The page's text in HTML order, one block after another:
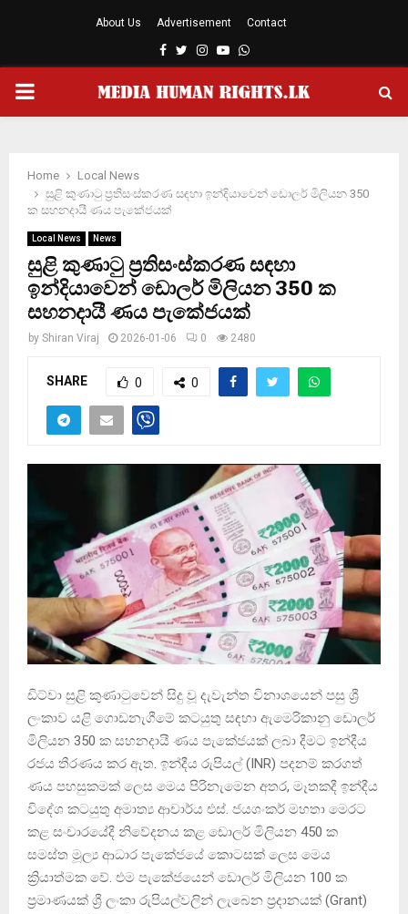
About Us Advertisement Contact
Facebook
TwitterInstagram
YoutubeWhatsapp
PRIMARY
Home
Local News
සුළි කුණාටු ප්‍රතිසංස්කරණ සඳහා ඉන්දියාවෙන් ඩොලර් මිලියන 350
ක සහනදායී ණය පැකේජයක්
Local News News
සුළි කුණාටු ප්‍රතිසංස්කරණ සඳහා
ඉන්දියාවෙන් ඩොලර් මිලියන 350 ක
සහනදායී ණය පැකේජයක්
by Shiran Viraj 2026-01-06 0 2480
SHARE 0 0
ඩිට්වා සුළි කුණාටුවෙන් සිදු වූ දැවැන්ත විනාශයෙන් පසු ශ්‍රී
ලංකාව යළි ගොඩනැගීමේ කටයුතු සඳහා ඇමෙරිකානු ඩොලර්
මිලියන 350 ක සහනදායී ණය පැකේජයක් ලබා දීමට ඉන්දීය
රජය තීරණය කර ඇත. ඉන්දීය රුපියල් (INR) පදනම් කරගත්
ණය පහසුකමක් ලෙස මෙය පිරිනැමෙන අතර, මෑතකදී ඉන්දීය
විදේශ කටයුතු අමාත්‍ය ආචාර්ය එස්. ජයශංකර් මහතා මෙරට
කළ සංචාරයේදී නිවේදනය කළ ඩොලර් මිලියන 450 ක
සමස්ත මූල්‍ය ආධාර පැකේජයේ කොටසක් ලෙස මෙය
ක්‍රියාත්මක වේ. එම පැකේජයෙන් ඩොලර් මිලියන 100 ක
ප්‍රමාණයක් ශ්‍රී ලංකා රුපියල්වලින් ලැබෙන ප්‍රදානයක් (Grant)